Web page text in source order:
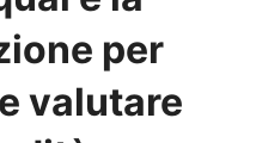
per
valutare